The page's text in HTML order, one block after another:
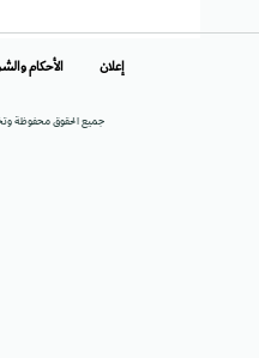
جميع الحقوق محفوظة
إعلان الأحكام